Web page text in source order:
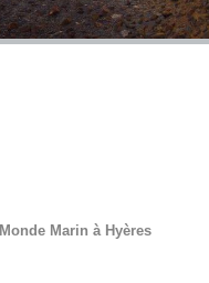
Marin à Hyères